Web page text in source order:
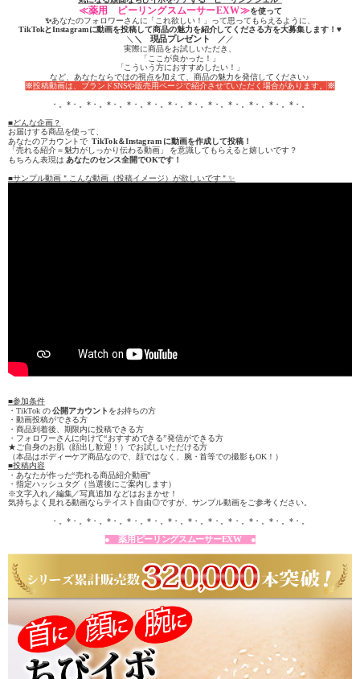
≪薬用 ピーリングスムーサーEXW≫を使って
✨あなたのフォロワーさんに「これ欲しい！」って思ってもらえるように、
TikTokとInstagramに動画を投稿して商品の魅力を紹介してくださる方を大募集します！ ♥
＼ ＼ 現品プレゼント ／ ／
実際に商品をお試しいただき、
「ここが良かった！」
「こういう方におすすめしたい！」
など、あなたならではの視点を加えて、商品の魅力を発信してください♪
※投稿動画は、ブランドSNSや販売用ページで紹介させていただく場合があります。 ※
・。*・。*・。*・。*・。*・。*・。*・。*・。*・。*・。*・。*・。
■どんな企画？
お届けする商品を使って、
あなたのアカウントで TikTok＆Instagram に動画を作成して投稿！
「売れる紹介＝魅力がしっかり伝わる動画」 を意識してもらえると嬉しいです？
もちろん表現は あなたのセンス全開でOKです！
■サンプル動画＂こんな動画（投稿イメージ）が欲しいです＂✨
■参加条件
・TikTok の公開アカウント をお持ちの方
・動画投稿ができる方
・商品到着後、期限内に投稿できる方
・フォロワーさんに向けて“おすすめできる”発信ができる方
★ご自身のお肌（顔出し歓迎！）でお試しいただける方
（本品はボディーケア商品なので、顔ではなく、腕・首等での撮影もOK！）
■投稿内容
・あなたが作った“売れる商品紹介動画”
・指定ハッシュタグ（当選後にご案内します）
※文字入れ／編集／写真追加 などはおまかせ！
気持ちよく見れる動画ならテイスト自由◎ですが、サンプル動画をご参考ください。
・。*・。*・。*・。*・。*・。*・。*・。*・。*・。*・。*・。*・。
● 薬用ピーリングスムーサーEXW ●